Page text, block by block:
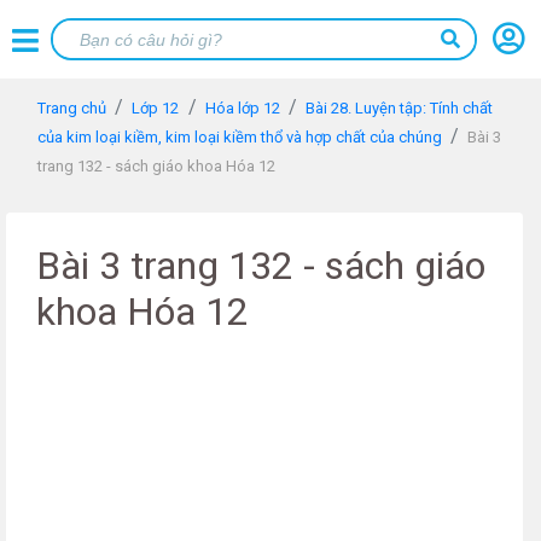
Trang chủ Lớp 12 Hóa lớp 12
Bài 28. Luyện tập: Tính chất
của kim loại kiềm, kim loại kiềm thổ và hợp chất của chúng
Bài 3
trang 132 - sách giáo khoa Hóa 12
Bài 3 trang 132 - sách giáo
khoa Hóa 12